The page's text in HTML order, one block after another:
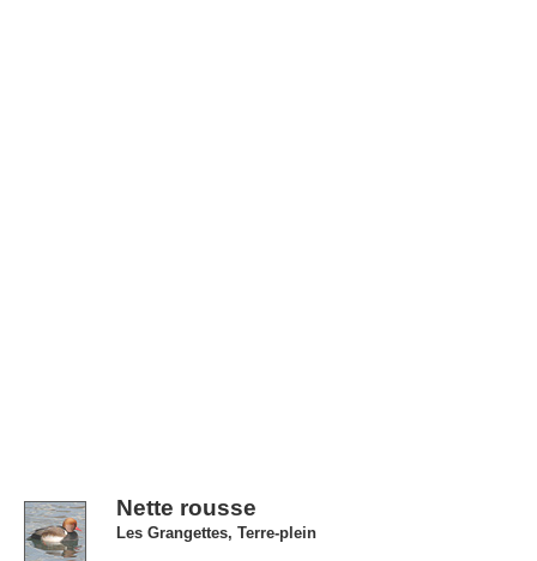
Nette rousse
Les Grangettes, Terre-plein